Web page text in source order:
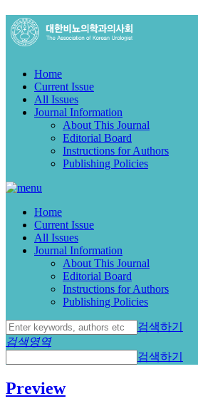
Home
Current Issue
All Issues
Journal Information
About This Journal
Editorial Board
Instructions for Authors
Publishing Policies
Home
Current Issue
All Issues
Journal Information
About This Journal
Editorial Board
Instructions for Authors
Publishing Policies
검색하기
검색영역
검색하기
Preview